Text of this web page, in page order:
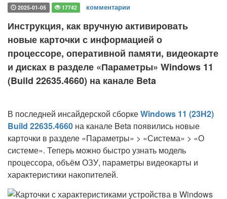
2025-01-05 17742 комментарии
Инструкция, как вручную активировать
новые карточки с информацией о
процессоре, оперативной памяти, видеокарте
и дисках в разделе «Параметры» Windows 11
(Build 22635.4660) на канале Beta
В последней инсайдерской сборкеWindows 11 (23H2)
Build 22635.4660 на канале Beta появились новые
карточки в разделе «Параметры» > «Система» > «О
системе». Теперь можно быстро узнать модель
процессора, объём ОЗУ, параметры видеокарты и
характеристики накопителей.